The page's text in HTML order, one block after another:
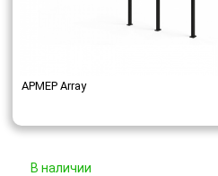
АРМЕР Array
В наличии